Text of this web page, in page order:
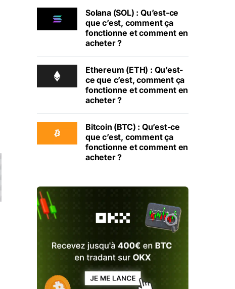
Solana (SOL) : Qu’est-ce
que c’est, comment ça
fonctionne et comment en
acheter ?
Ethereum (ETH) : Qu’est-
ce que c’est, comment ça
fonctionne et comment en
acheter ?
Bitcoin (BTC) : Qu’est-ce
que c’est, comment ça
fonctionne et comment en
acheter ?